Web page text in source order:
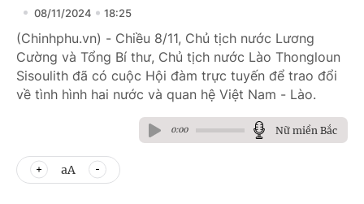
08/11/2024 18:25
(Chinhphu.vn) - Chiều 8/11, Chủ tịch nước Lương
Cường và Tổng Bí thư, Chủ tịch nước Lào Thongloun
Sisoulith đã có cuộc Hội đàm trực tuyến để trao đổi
về tình hình hai nước và quan hệ Việt Nam - Lào.
0:00 Nữ miền Bắc
aA